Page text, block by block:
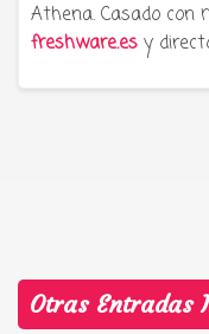
Athena. Casado con
freshware.es y
Otras Entradas